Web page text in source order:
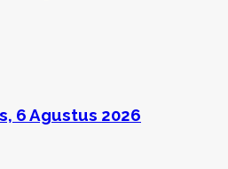
6 Agustus 2026